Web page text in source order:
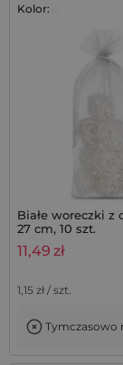
Kolor:
Białe woreczki z
27 cm, 10 szt.
11,49 zł
1,15 zł / szt.
Tymczasowo